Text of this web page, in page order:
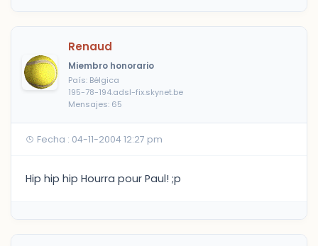
Renaud
Miembro honorario
País: Bélgica
195-78-194.adsl-fix.skynet.be
Mensajes: 65
Fecha : 04-11-2004 12:27 pm
Hip hip hip Hourra pour Paul! ;p